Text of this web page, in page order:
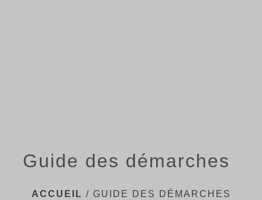
Guide des démarches
ACCUEIL / GUIDE DES DÉMARCHES